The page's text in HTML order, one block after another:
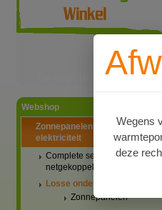
Ga naar
Webshop
Zonnepanelen PV-systemen
elektriciteit
Complete setaanbiedingen
netgekoppeld
Losse onderdelen
Zonnepanelen
Wegens
deze